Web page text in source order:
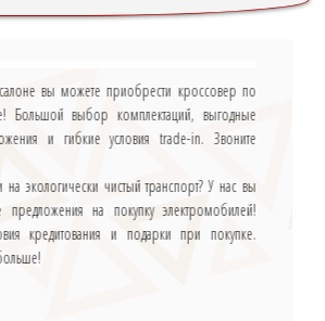
вы можете приобрести кроссовер по
Большой выбор комплектаций, выгодные
и гибкие условия trade-in. Звоните
на экологически чистый транспорт? У нас вы
предложения на покупку электромобилей!
кредитования и подарки при покупке.